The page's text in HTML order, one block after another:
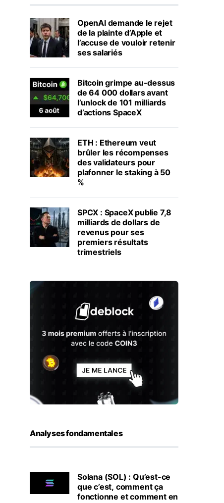
OpenAI demande le rejet
de la plainte d’Apple et
l’accuse de vouloir retenir
ses salariés
Bitcoin grimpe au-dessus
de 64 000 dollars avant
l’unlock de 101 milliards
d’actions SpaceX
ETH : Ethereum veut
brûler les récompenses
des validateurs pour
plafonner le staking à 50
%
SPCX : SpaceX publie 7,8
milliards de dollars de
revenus pour ses
premiers résultats
trimestriels
Analyses fondamentales
Solana (SOL) : Qu’est-ce
que c’est, comment ça
fonctionne et comment en